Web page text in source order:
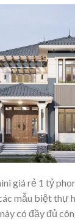
giá rẻ 1 tỷ
mẫu biệt thự
có đầy đủ